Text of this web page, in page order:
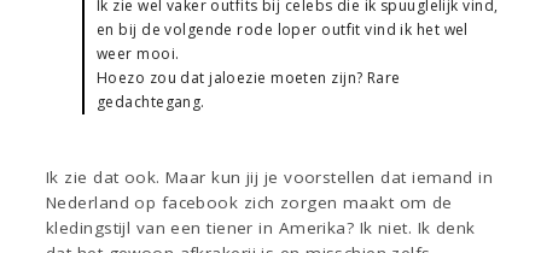
Ik zie wel vaker outfits bij celebs die ik spuuglelijk vind,
en bij de volgende rode loper outfit vind ik het wel
weer mooi.
Hoezo zou dat jaloezie moeten zijn? Rare
gedachtegang.
Ik zie dat ook. Maar kun jij je voorstellen dat iemand in
Nederland op facebook zich zorgen maakt om de
kledingstijl van een tiener in Amerika? Ik niet. Ik denk